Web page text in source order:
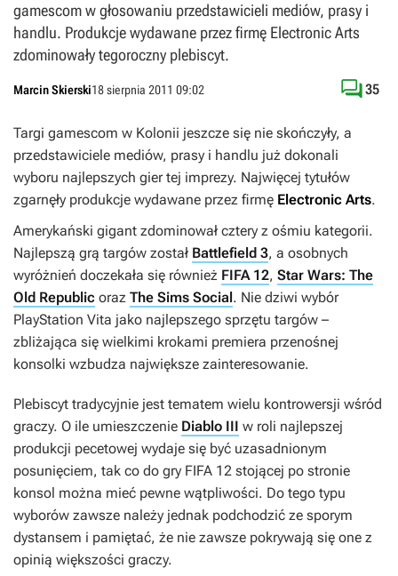
gamescom w głosowaniu przedstawicieli mediów, prasy i
handlu. Produkcje wydawane przez firmę Electronic Arts
zdominowały tegoroczny plebiscyt.
Marcin Skierski18 sierpnia 2011 09:02 35
Targi gamescom w Kolonii jeszcze się nie skończyły, a
przedstawiciele mediów, prasy i handlu już dokonali
wyboru najlepszych gier tej imprezy. Najwięcej tytułów
zgarnęły produkcje wydawane przez firmę Electronic Arts.
Amerykański gigant zdominował cztery z ośmiu kategorii.
Najlepszą grą targów został Battlefield 3, a osobnych
wyróżnień doczekała się również FIFA 12, Star Wars: The
Old Republic oraz The Sims Social. Nie dziwi wybór
PlayStation Vita jako najlepszego sprzętu targów –
zbliżająca się wielkimi krokami premiera przenośnej
konsolki wzbudza największe zainteresowanie.
Plebiscyt tradycyjnie jest tematem wielu kontrowersji wśród
graczy. O ile umieszczenie Diablo III w roli najlepszej
produkcji pecetowej wydaje się być uzasadnionym
posunięciem, tak co do gry FIFA 12 stojącej po stronie
konsol można mieć pewne wątpliwości. Do tego typu
wyborów zawsze należy jednak podchodzić ze sporym
dystansem i pamiętać, że nie zawsze pokrywają się one z
opinią większości graczy.